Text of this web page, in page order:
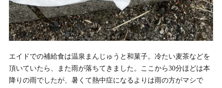
エイドでの補給食は温泉まんじゅうと和菓子。冷たい麦茶などを
頂いていたら、また雨が落ちてきました。ここから30分ほどは本
降りの雨でしたが、暑くて熱中症になるよりは雨の方がマシで